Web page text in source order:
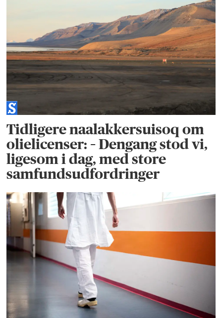
Tidligere naalakkersuisoq om
olielicenser: – Dengang stod vi,
ligesom i dag, med store
samfundsudfordringer